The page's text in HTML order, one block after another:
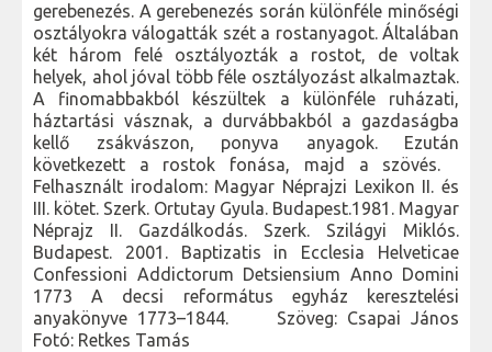
gerebenezés. A gerebenezés során különféle minőségi
osztályokra válogatták szét a rostanyagot. Általában
két három felé osztályozták a rostot, de voltak
helyek, ahol jóval több féle osztályozást alkalmaztak.
A finomabbakból készültek a különféle ruházati,
háztartási vásznak, a durvábbakból a gazdaságba
kellő zsákvászon, ponyva anyagok. Ezután
következett a rostok fonása, majd a szövés.
Felhasznált irodalom: Magyar Néprajzi Lexikon II. és
III. kötet. Szerk. Ortutay Gyula. Budapest.1981. Magyar
Néprajz II. Gazdálkodás. Szerk. Szilágyi Miklós.
Budapest. 2001. Baptizatis in Ecclesia Helveticae
Confessioni Addictorum Detsiensium Anno Domini
1773 A decsi református egyház keresztelési
anyakönyve 1773–1844. Szöveg: Csapai János
Fotó: Retkes Tamás